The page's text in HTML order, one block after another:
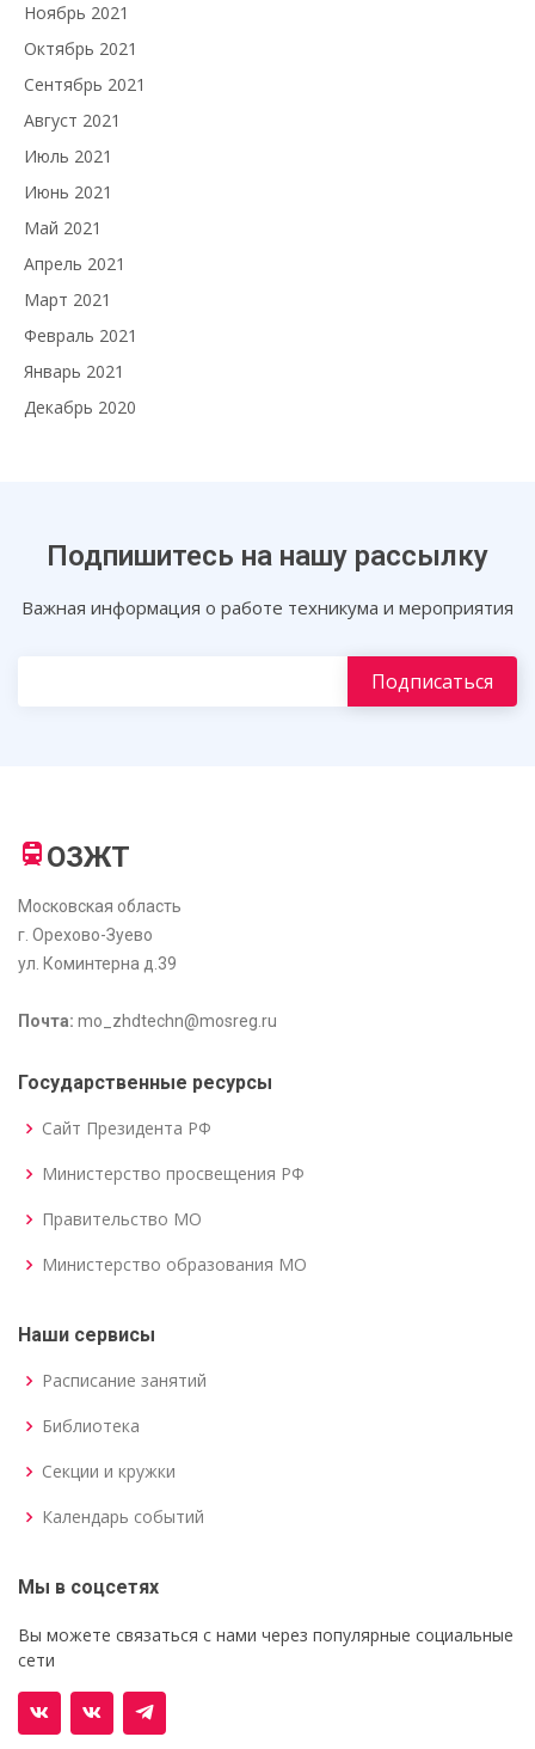
Ноябрь 2021
Октябрь 2021
Сентябрь 2021
Август 2021
Июль 2021
Июнь 2021
Май 2021
Апрель 2021
Март 2021
Февраль 2021
Январь 2021
Декабрь 2020
Подпишитесь на нашу рассылку
Важная информация о работе техникума и мероприятия
ОЗЖТ
Московская область
г. Орехово-Зуево
ул. Коминтерна д.39
Почта: mo_zhdtechn@mosreg.ru
Государственные ресурсы
Сайт Президента РФ
Министерство просвещения РФ
Правительство МО
Министерство образования МО
Наши сервисы
Расписание занятий
Библиотека
Секции и кружки
Календарь событий
Мы в соцсетях
Вы можете связаться с нами через популярные социальные
сети